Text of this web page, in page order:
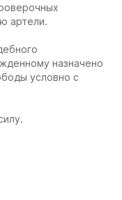
артели.
назначено
условно с